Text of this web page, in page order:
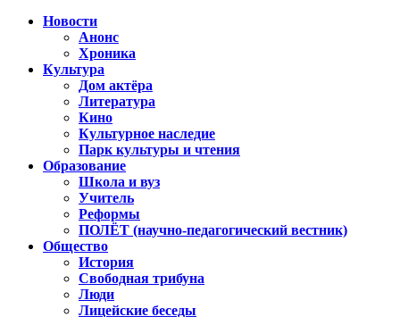
Новости
Анонс
Хроника
Культура
Дом актёра
Литература
Кино
Культурное наследие
Парк культуры и чтения
Образование
Школа и вуз
Учитель
Реформы
ПОЛЁТ (научно-педагогический вестник)
Общество
История
Свободная трибуна
Люди
Лицейские беседы